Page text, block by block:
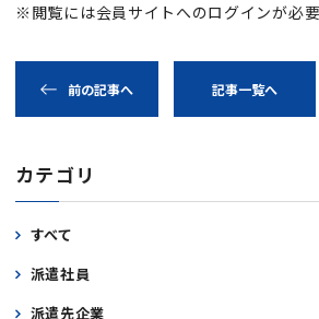
※閲覧には会員サイトへのログインが必要
前の記事へ 記事一覧へ
カテゴリ
すべて
派遣社員
派遣先企業